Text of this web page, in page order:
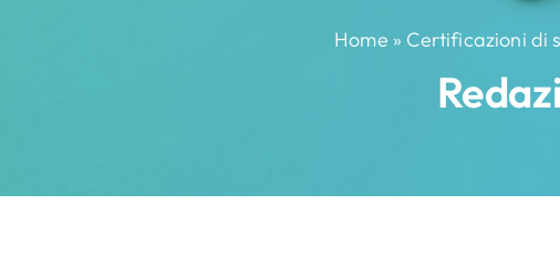
Home » Certificazioni di